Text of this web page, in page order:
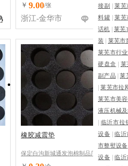
￥ 9.00/张
浙江-金华市
橡胶减震垫
保定白沟新城通发泡棉制品厂
接副
莱芜
料罐
莱芜
话机
莱芜
装
莱芜市
莱芜市行
硬盘盒
莱
副产品
莱
莱芜市拉
莱芜市美
液压机械
临沂市拉
设备
临沂
市整熨设备
设备
临沂